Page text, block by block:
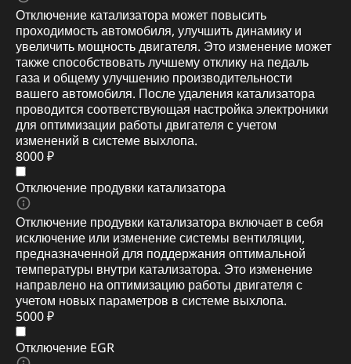
Отключение катализатора может повысить
проходимость автомобиля, улучшить динамику и
увеличить мощность двигателя. Это изменение может
также способствовать лучшему отклику на педаль
газа и общему улучшению производительности
вашего автомобиля. После удаления катализатора
проводится соответствующая настройка электроники
для оптимизации работы двигателя с учетом
изменений в системе выхлопа.
8000 ₽
Отключение продувки катализатора
Отключение продувки катализатора включает в себя
исключение или изменение системы вентиляции,
предназначенной для поддержания оптимальной
температуры внутри катализатора. Это изменение
направлено на оптимизацию работы двигателя с
учетом новых параметров в системе выхлопа.
5000 ₽
Отключение EGR